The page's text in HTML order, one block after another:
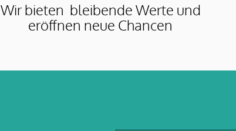
Wir bieten bleibende Werte und
eröffnen neue Chancen